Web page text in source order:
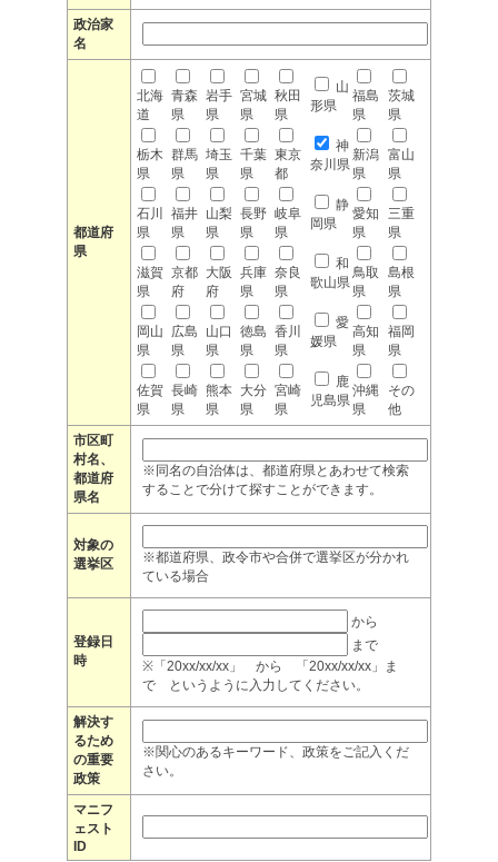
政治家
名
都道府
県
北海
道
青森
県
岩手
県
宮城
県
秋田
県
山
形県
福島
県
茨城
県
栃木
県
群馬
県
埼玉
県
千葉
県
東京
都
神
奈川県
新潟
県
富山
県
石川
県
福井
県
山梨
県
長野
県
岐阜
県
静
岡県
愛知
県
三重
県
滋賀
県
京都
府
大阪
府
兵庫
県
奈良
県
和
歌山県
鳥取
県
島根
県
岡山
県
広島
県
山口
県
徳島
県
香川
県
愛
媛県
高知
県
福岡
県
佐賀
県
長崎
県
熊本
県
大分
県
宮崎
県
鹿
児島県
沖縄
県
その
他
市区町
村名、
都道府
県名
※同名の自治体は、都道府県とあわせて検索
することで分けて探すことができます。
対象の
選挙区
※都道府県、政令市や合併で選挙区が分かれ
ている場合
登録日
時
から
まで
※「20xx/xx/xx」 から 「20xx/xx/xx」ま
で というように入力してください。
解決す
るため
の重要
政策
※関心のあるキーワード、政策をご記入くだ
さい。
マニフ
ェスト
ID